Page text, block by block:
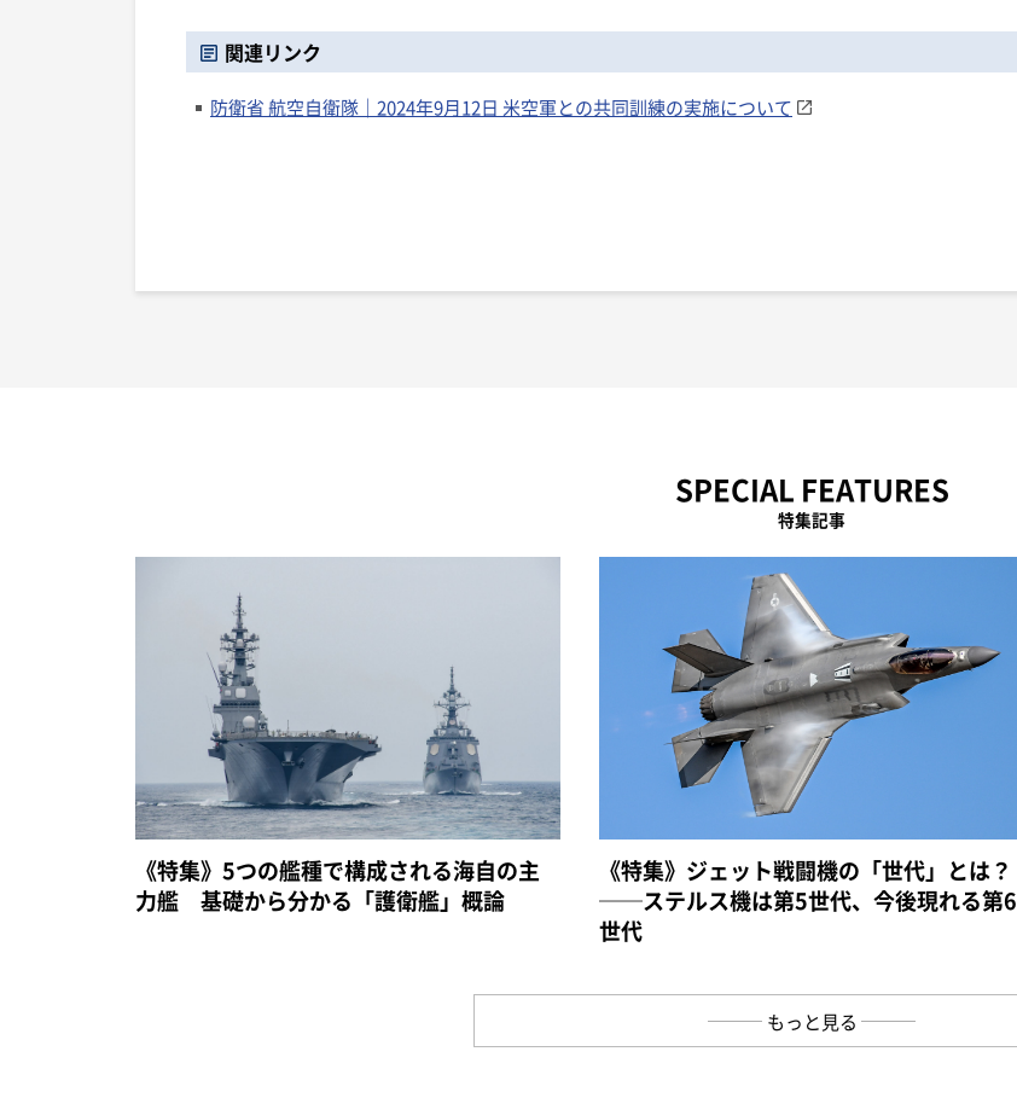
関連リンク
防衛省 航空自衛隊｜2024年9月12日 米空軍との共同訓練の実施について
SPECIAL FEATURES
特集記事
《特集》5つの艦種で構成される海自の主
力艦 基礎から分かる「護衛艦」概論
《特集》ジェット戦闘機の「世代」とは？
──ステルス機は第5世代、今後現れる第6
世代
もっと見る